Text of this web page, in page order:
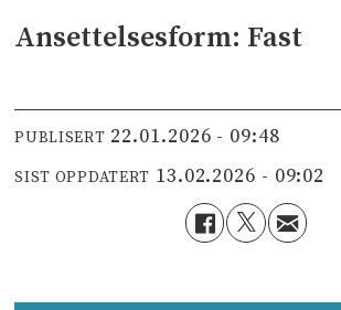
Ansettelsesform: Fast
PUBLISERT 22.01.2026 - 09:48
SIST OPPDATERT 13.02.2026 - 09:02